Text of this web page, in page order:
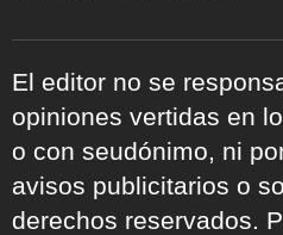
El editor no se
opiniones vertidas en
o con seudónimo, ni
avisos publicitarios o
derechos reservados.